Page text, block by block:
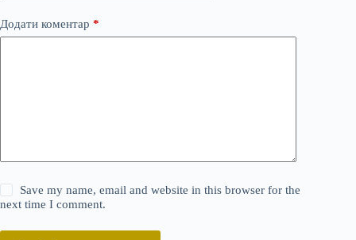
Додати коментар *
Save my name, email and website in this browser for the
next time I comment.